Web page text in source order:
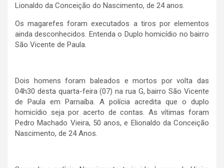
Lionaldo da Conceição do Nascimento, de 24 anos.
Os magarefes foram executados a tiros por elementos
ainda desconhecidos. Entenda o Duplo homicídio no bairro
São Vicente de Paula.
Dois homens foram baleados e mortos por volta das
04h30 desta quarta-feira (07) na rua G, bairro São Vicente
de Paula em Parnaíba. A polícia acredita que o duplo
homicídio seja por acerto de contas. As vítimas foram
Pedro Machado Vieira, 50 anos, e Elionaldo da Conceição
Nascimento, de 24 Anos.